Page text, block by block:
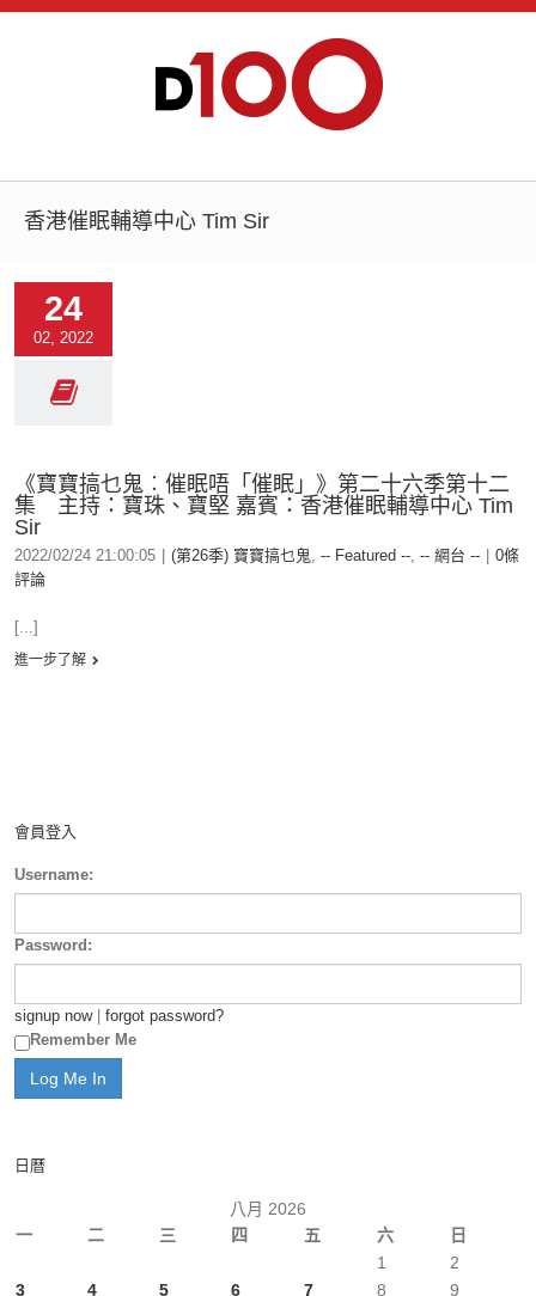
香港催眠輔導中心 Tim Sir
24
02, 2022
《寶寶搞乜鬼︰催眠唔「催眠」》第二十六季第十二
集 主持：寶珠、寶堅 嘉賓：香港催眠輔導中心 Tim
Sir
2022/02/24 21:00:05 (第26季) 寶寶搞乜鬼, -- Featured --, -- 網台 --
0條
評論
[...]
進一步了解
會員登入
Username:
Password:
signup now| forgot password?
Remember Me
日曆
八月 2026
一
二 三 四 五 六 日
1
2
3
4 5 6 7 8
9